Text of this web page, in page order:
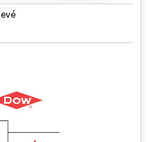
nécessite une attribution sous CC